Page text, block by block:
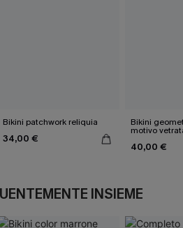
Bikini patchwork reliquia
34,00 €
Bikini
motivo
40,00 €
INSIEME